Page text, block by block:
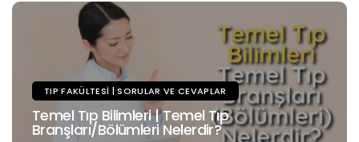
TIP FAKÜLTESI | SORULAR VE CEVAPLAR
Temel Tıp Bilimleri | Temel Tıp
Branşları/Bölümleri Nelerdir?